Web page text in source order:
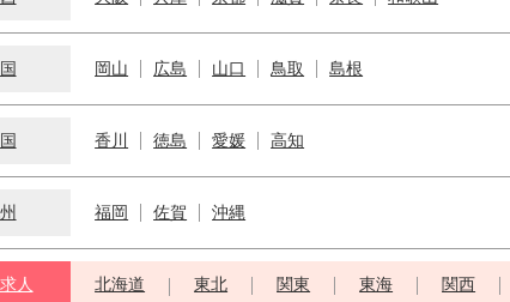
岡山 広島 山口 鳥取 島根
香川 徳島 愛媛 高知
福岡 佐賀 沖縄
人 北海道 東北 関東 東海 関西